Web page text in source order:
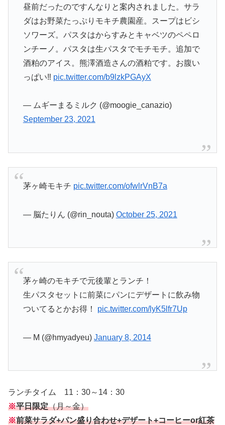
昼前だったのですんなりと案内されました。サラ
ダはお野菜たっぷりモキチ農園産。スープはビシ
ソワーズ。パスタはからすみとキャベツのペペロ
ンチーノ。パスタは生パスタでモチモチ。追加で
酒粕のアイス。熊澤酒造さんの酒粕です。お腹い
っぱい‼️ pic.twitter.com/b9lzkPGAyX
— ムギーまるミルク (@moogie_canazio)
September 23, 2021
茅ヶ崎モキチ pic.twitter.com/ofwlrVnB7a
— 脳たりん (@rin_nouta) October 25, 2021
茅ヶ崎のモキチで元後輩とランチ！
生パスタセットに前菜にパンにデザートに飲み物
ついてるとかお得！ pic.twitter.com/lyK5lfr7Up
— M (@hmyadyeu) January 8, 2014
ランチタイム 11：30～14：30
※平日限定（月～金）
※前菜サラダ+パン盛り合わせ+デザート+コーヒーor紅茶